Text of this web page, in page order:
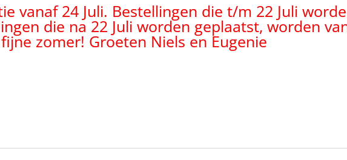
vanaf 24 Juli. Bestellingen die t/m 22 Juli
die na 22 Juli worden geplaatst, worden
zomer! Groeten Niels en Eugenie